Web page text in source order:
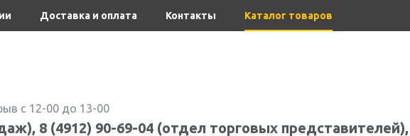
Доставка и оплата Контакты Каталог товаров
с 12-00 до 13-00
8 (4912) 90-69-04 (отдел торговых представителей),